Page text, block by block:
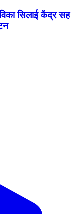
सिलाई केंद्र सह